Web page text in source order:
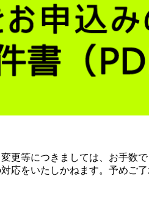
更等につきましては、お手数
をいたしかねます。予めご了